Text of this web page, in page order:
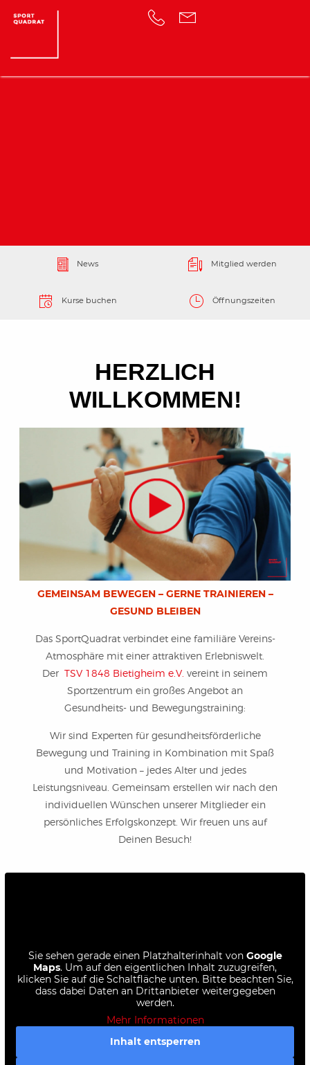
News Mitglied werden
Kurse buchen Öffnungszeiten
HERZLICH
WILLKOMMEN!
GEMEINSAM BEWEGEN – GERNE TRAINIEREN –
GESUND BLEIBEN
Das SportQuadrat verbindet eine familiäre Vereins-
Atmosphäre mit einer attraktiven Erlebniswelt.
Der TSV 1848 Bietigheim e.V. vereint in seinem
Sportzentrum ein großes Angebot an
Gesundheits- und Bewegungstraining:
Wir sind Experten für gesundheitsförderliche
Bewegung und Training in Kombination mit Spaß
und Motivation – jedes Alter und jedes
Leistungsniveau. Gemeinsam erstellen wir nach den
individuellen Wünschen unserer Mitglieder ein
persönliches Erfolgskonzept. Wir freuen uns auf
Deinen Besuch!
Sie sehen gerade einen Platzhalterinhalt von Google
Maps. Um auf den eigentlichen Inhalt zuzugreifen,
klicken Sie auf die Schaltfläche unten. Bitte beachten Sie,
dass dabei Daten an Drittanbieter weitergegeben
werden.
Mehr Informationen
Inhalt entsperren